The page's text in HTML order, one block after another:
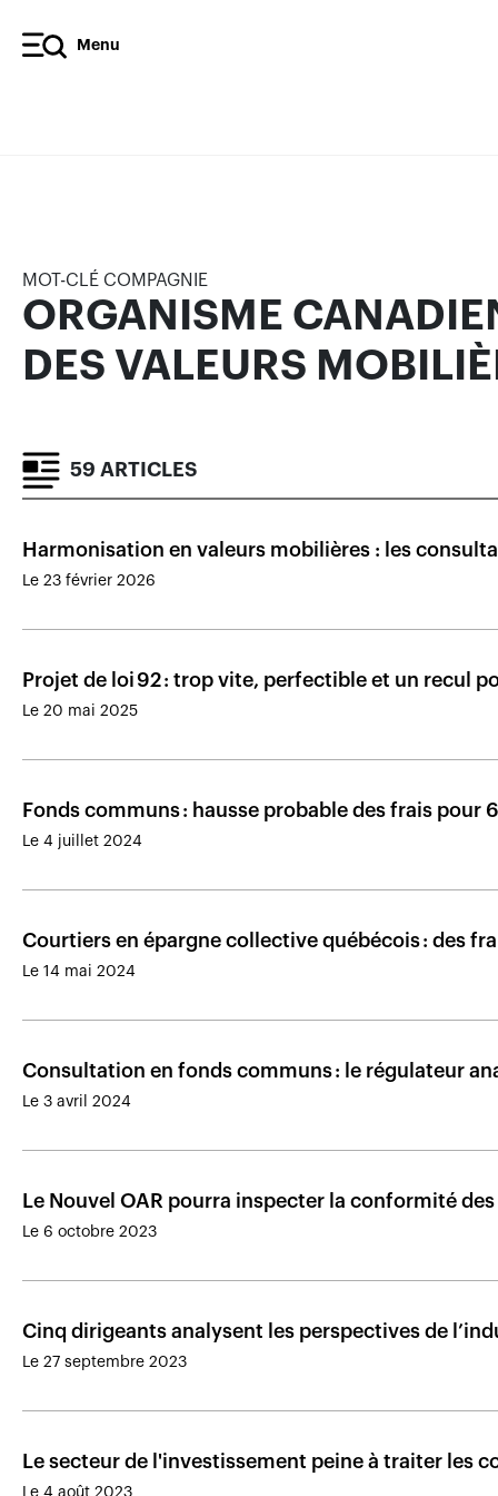
Menu
ARTICLES
MOT-CLÉ COMPAGNIE
ORGANISME
DES VALEURS
59 ARTICLES
Harmonisation en valeurs mobilières : les
Le 23 février 2026
Projet de loi 92 : trop vite, perfectible et un recul
Le 20 mai 2025
Fonds communs : hausse probable des frais pour
Le 4 juillet 2024
Courtiers en épargne collective québécois : des
Le 14 mai 2024
Consultation en fonds communs : le régulateur
Le 3 avril 2024
Le Nouvel OAR pourra inspecter la conformité
Le 6 octobre 2023
Cinq dirigeants analysent les perspectives de
Le 27 septembre 2023
Le secteur de l'investissement peine à traiter les
Le 4 août 2023